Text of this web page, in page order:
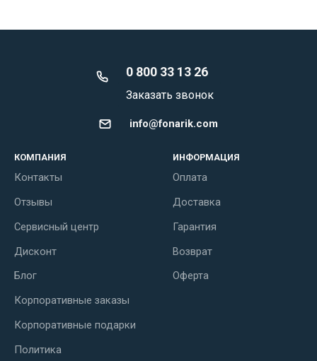
0 800 33 13 26
Заказать звонок
info@fonarik.com
КОМПАНИЯ
Контакты
Отзывы
Сервисный центр
Дисконт
Блог
Корпоративные заказы
Корпоративные подарки
Политика
ИНФОРМАЦИЯ
Оплата
Доставка
Гарантия
Возврат
Оферта